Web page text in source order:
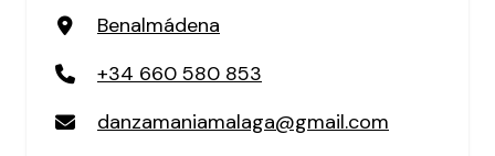
Benalmádena
+34 660 580 853
danzamaniamalaga@gmail.com